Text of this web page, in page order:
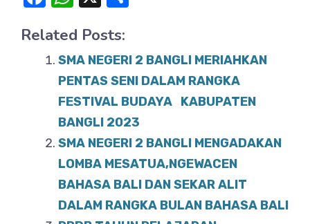
c
e
k
at
s
A
p
p
e
Related Posts:
SMA NEGERI 2 BANGLI MERIAHKAN
PENTAS SENI DALAM RANGKA
FESTIVAL BUDAYA KABUPATEN
BANGLI 2023
SMA NEGERI 2 BANGLI MENGADAKAN
LOMBA MESATUA,NGEWACEN
BAHASA BALI DAN SEKAR ALIT
DALAM RANGKA BULAN BAHASA BALI